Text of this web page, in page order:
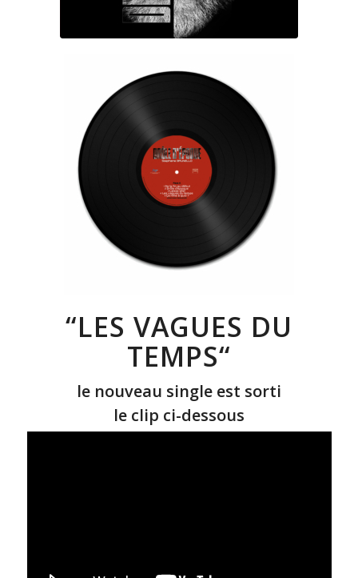
“LES VAGUES DU
TEMPS“
le nouveau single est sorti
le clip ci-dessous